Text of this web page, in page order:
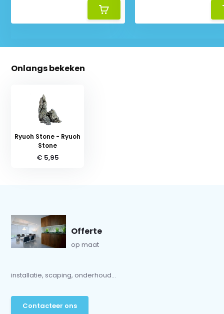
Onlangs bekeken
Ryuoh Stone - Ryuoh
Stone
€ 5,95
Offerte
op maat
installatie, scaping, onderhoud...
Contacteer ons